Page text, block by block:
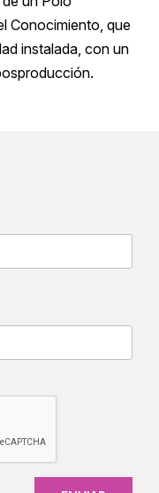
Conocimiento, que
instalada, con un